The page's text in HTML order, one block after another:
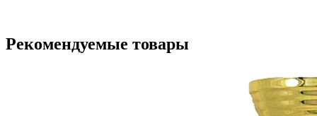
Рекомендуемые товары